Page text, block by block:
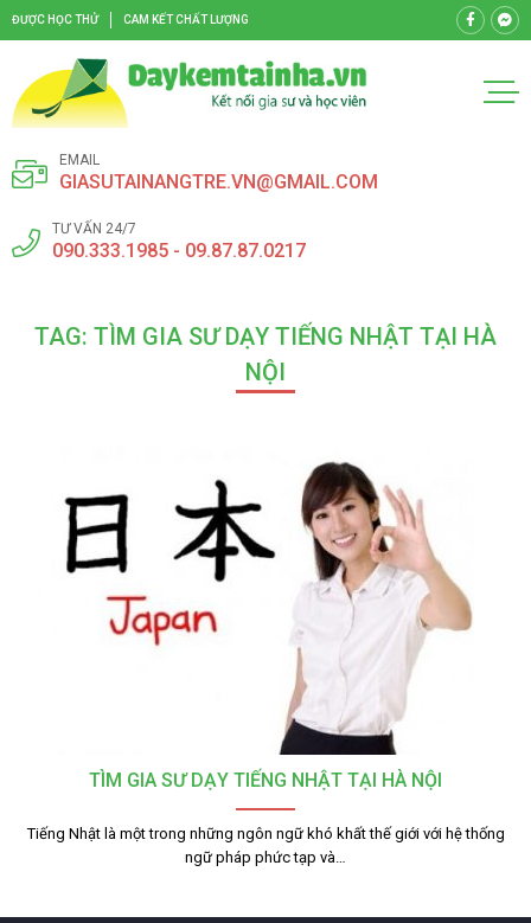
ĐƯỢC HỌC THỬ CAM KẾT CHẤT LƯỢNG
EMAIL
GIASUTAINANGTRE.VN@GMAIL.COM
TƯ VẤN 24/7
090.333.1985 - 09.87.87.0217
TAG: TÌM GIA SƯ DẠY TIẾNG NHẬT TẠI HÀ
NỘI
TÌM GIA SƯ DẠY TIẾNG NHẬT TẠI HÀ NỘI
Tiếng Nhật là một trong những ngôn ngữ khó khất thế giới với hệ thống
ngữ pháp phức tạp và…